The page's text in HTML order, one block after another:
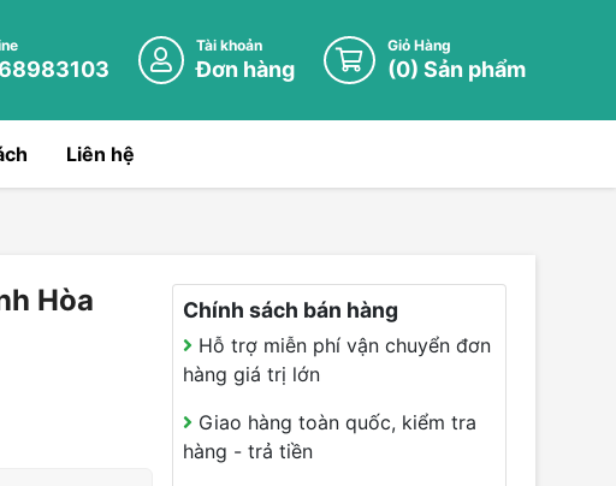
Tài khoản
Đơn hàng
Giỏ Hàng
(0) Sản phẩm
Liên hệ
Hòa
Chính sách bán hàng
Hỗ trợ miễn phí vận chuyển đơn
hàng giá trị lớn
Giao hàng toàn quốc, kiểm tra
hàng - trả tiền